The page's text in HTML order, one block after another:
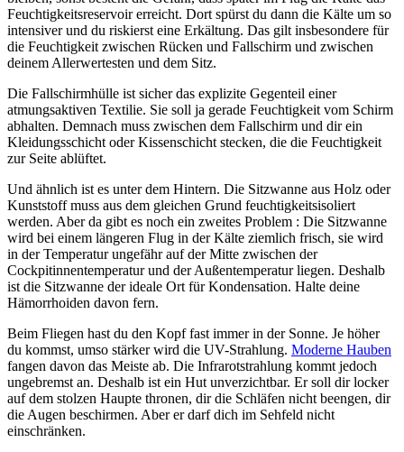
Feuchtigkeitsreservoir erreicht. Dort spürst du dann die Kälte um so
intensiver und du riskierst eine Erkältung. Das gilt insbesondere für
die Feuchtigkeit zwischen Rücken und Fallschirm und zwischen
deinem Allerwertesten und dem Sitz.
Die Fallschirmhülle ist sicher das explizite Gegenteil einer
atmungsaktiven Textilie. Sie soll ja gerade Feuchtigkeit vom Schirm
abhalten. Demnach muss zwischen dem Fallschirm und dir ein
Kleidungsschicht oder Kissenschicht stecken, die die Feuchtigkeit
zur Seite ablüftet.
Und ähnlich ist es unter dem Hintern. Die Sitzwanne aus Holz oder
Kunststoff muss aus dem gleichen Grund feuchtigkeitsisoliert
werden. Aber da gibt es noch ein zweites Problem : Die Sitzwanne
wird bei einem längeren Flug in der Kälte ziemlich frisch, sie wird
in der Temperatur ungefähr auf der Mitte zwischen der
Cockpitinnentemperatur und der Außentemperatur liegen. Deshalb
ist die Sitzwanne der ideale Ort für Kondensation. Halte deine
Hämorrhoiden davon fern.
Beim Fliegen hast du den Kopf fast immer in der Sonne. Je höher
du kommst, umso stärker wird die UV-Strahlung. Moderne Hauben
fangen davon das Meiste ab. Die Infrarotstrahlung kommt jedoch
ungebremst an. Deshalb ist ein Hut unverzichtbar. Er soll dir locker
auf dem stolzen Haupte thronen, dir die Schläfen nicht beengen, dir
die Augen beschirmen. Aber er darf dich im Sehfeld nicht
einschränken.